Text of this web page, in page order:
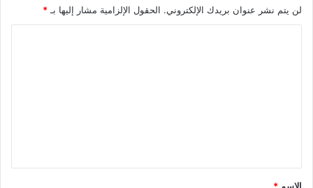
لن يتم نشر عنوان بريدك الإلكتروني. الحقول الإلزامية مشار إليها بـ*
*